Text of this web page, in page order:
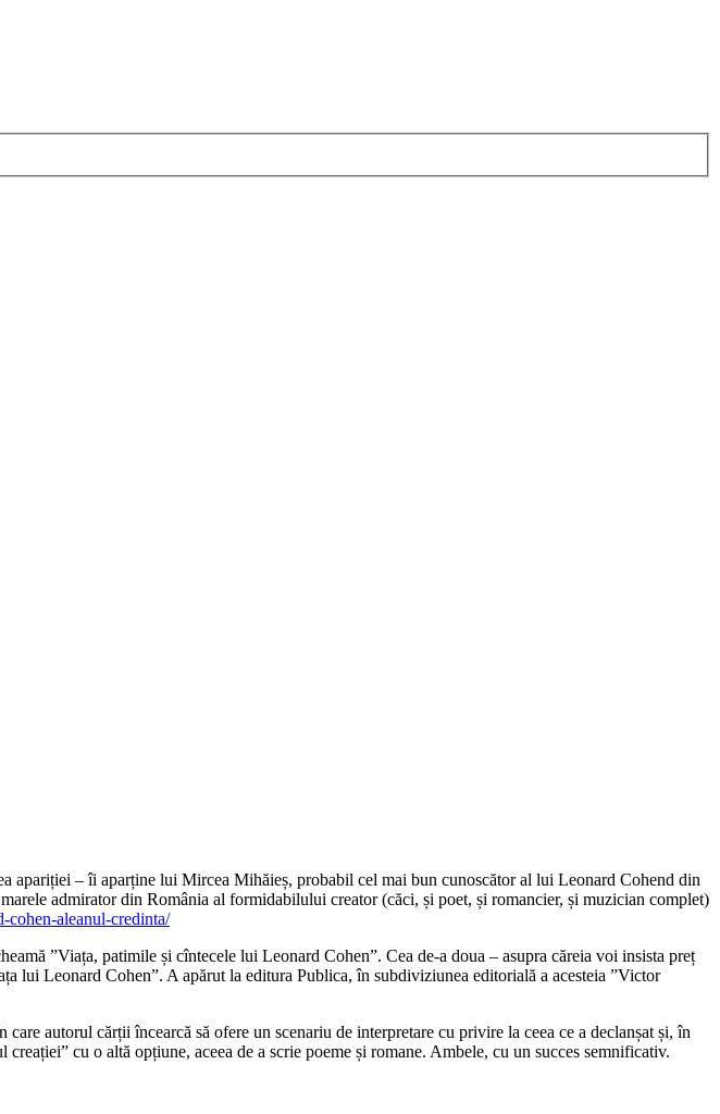
– îi aparține lui Mircea Mihăieș, probabil cel mai bun cunoscător al lui Leonard Cohend din
admirator din România al formidabilului creator (căci, și poet, și romancier, și muzician complet)
aleanul-credinta/
”Viața, patimile și cîntecele lui Leonard Cohen”. Cea de-a doua – asupra căreia voi insista preț
lui Leonard Cohen”. A apărut la editura Publica, în subdiviziunea editorială a acesteia ”Victor
autorul cărții încearcă să ofere un scenariu de interpretare cu privire la ceea ce a declanșat și, în
cu o altă opțiune, aceea de a scrie poeme și romane. Ambele, cu un succes semnificativ.